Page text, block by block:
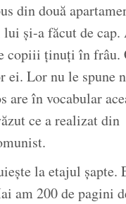
din două
și-a făcut de cap.
copiii ținuți în frâu.
ei. Lor nu le spune
are în vocabular
ce a realizat din
la etajul șapte.
am 200 de pagini